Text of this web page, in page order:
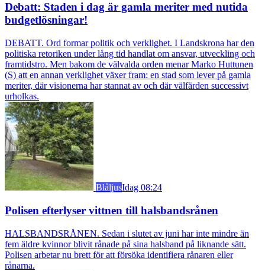
Debatt: Staden i dag är gamla meriter med nutida
budgetlösningar!
DEBATT. Ord formar politik och verklighet. I Landskrona har den
politiska retoriken under lång tid handlat om ansvar, utveckling och
framtidstro. Men bakom de välvalda orden menar Marko Huttunen
(S) att en annan verklighet växer fram: en stad som lever på gamla
meriter, där visionerna har stannat av och där välfärden successivt
urholkas.
BlåljusIdag 08:24
Polisen efterlyser vittnen till halsbandsrånen
HALSBANDSRÅNEN. Sedan i slutet av juni har inte mindre än
fem äldre kvinnor blivit rånade på sina halsband på liknande sätt.
Polisen arbetar nu brett för att försöka identifiera rånaren eller
rånarna.